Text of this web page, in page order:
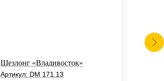
Шезлонг «Владивосток»
Артикул: DM 171.13